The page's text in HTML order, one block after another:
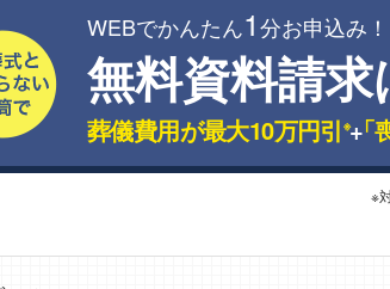
WEBでかんたん1分お申込み！
無料資料請求
葬儀費用が最大10万円引 ※+
「
※